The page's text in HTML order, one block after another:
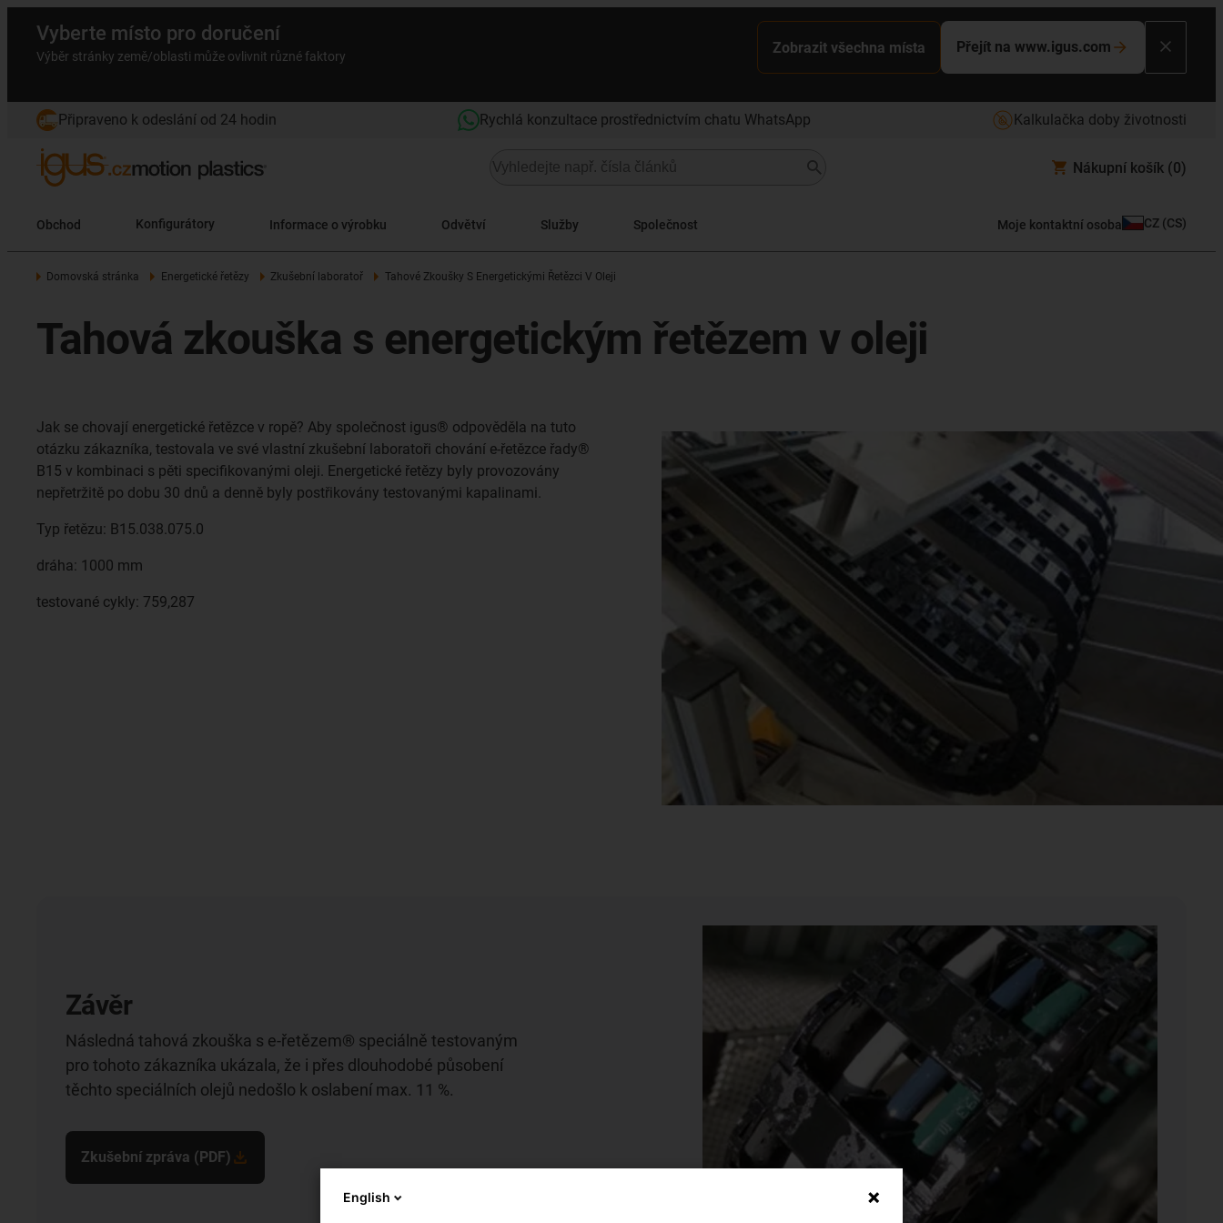
Vyberte místo pro doručení
Výběr stránky země/oblasti může ovlivnit různé faktory
Zobrazit všechna místa Přejít na www.igus.com
Připraveno k odeslání od 24 hodin Rychlá konzultace prostřednictvím chatu WhatsApp Kalkulačka doby životnosti
Nákupní košík (0)
Obchod Konfigurátory Informace o výrobku Odvětví Služby Společnost Moje kontaktní osoba CZ (CS)
Domovská stránka Energetické řetězy Zkušební laboratoř Tahové Zkoušky S Energetickými Řetězci V Oleji
Tahová zkouška s energetickým řetězem v oleji
Jak se chovají energetické řetězce v ropě? Aby společnost igus® odpověděla na tuto
otázku zákazníka, testovala ve své vlastní zkušební laboratoři chování e-řetězce řady®
B15 v kombinaci s pěti specifikovanými oleji. Energetické řetězy byly provozovány
nepřetržitě po dobu 30 dnů a denně byly postřikovány testovanými kapalinami.
Typ řetězu: B15.038.075.0
dráha: 1000 mm
testované cykly: 759,287
Závěr
Následná tahová zkouška s e-řetězem® speciálně testovaným
pro tohoto zákazníka ukázala, že i přes dlouhodobé působení
těchto speciálních olejů nedošlo k oslabení max. 11 %.
Zkušební zpráva (PDF)
English